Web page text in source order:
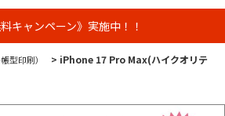
料キャンペーン》実施中！！
型印刷）
> iPhone 17 Pro Max(ハイクオリテ